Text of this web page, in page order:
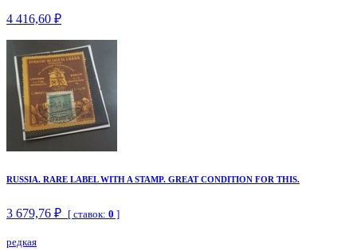
4 416,60 ₽
RUSSIA. RARE LABEL WITH A STAMP. GREAT CONDITION FOR THIS.
3 679,76 ₽ [ ставок: 0 ]
редкая